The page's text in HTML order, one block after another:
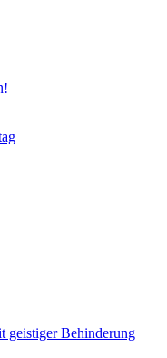
geistiger Behinderung